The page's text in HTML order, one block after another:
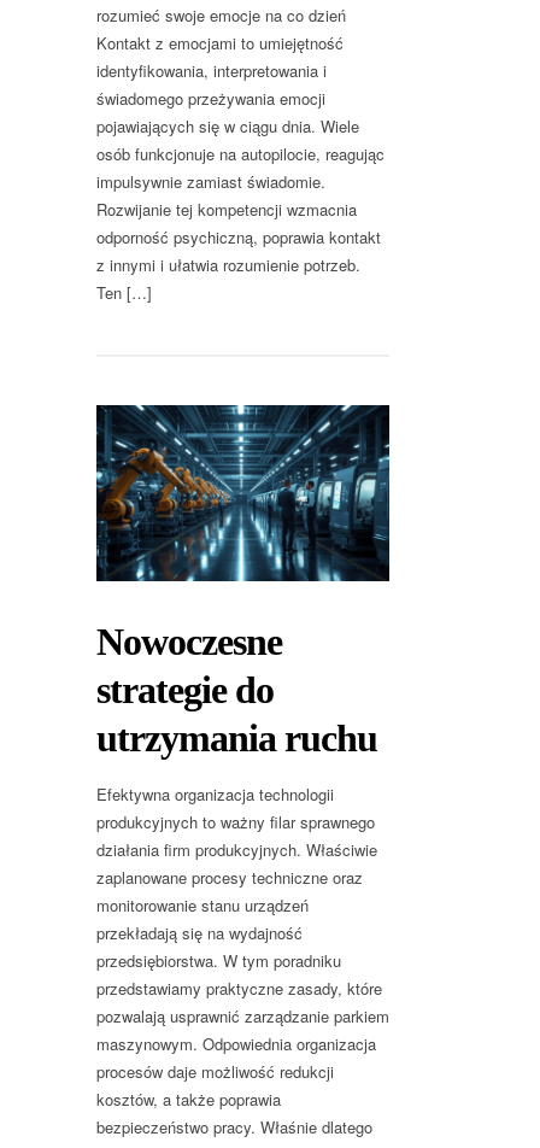
rozumieć swoje emocje na co dzień
Kontakt z emocjami to umiejętność
identyfikowania, interpretowania i
świadomego przeżywania emocji
pojawiających się w ciągu dnia. Wiele
osób funkcjonuje na autopilocie, reagując
impulsywnie zamiast świadomie.
Rozwijanie tej kompetencji wzmacnia
odporność psychiczną, poprawia kontakt
z innymi i ułatwia rozumienie potrzeb.
Ten […]
Nowoczesne
strategie do
utrzymania ruchu
Efektywna organizacja technologii
produkcyjnych to ważny filar sprawnego
działania firm produkcyjnych. Właściwie
zaplanowane procesy techniczne oraz
monitorowanie stanu urządzeń
przekładają się na wydajność
przedsiębiorstwa. W tym poradniku
przedstawiamy praktyczne zasady, które
pozwalają usprawnić zarządzanie parkiem
maszynowym. Odpowiednia organizacja
procesów daje możliwość redukcji
kosztów, a także poprawia
bezpieczeństwo pracy. Właśnie dlatego